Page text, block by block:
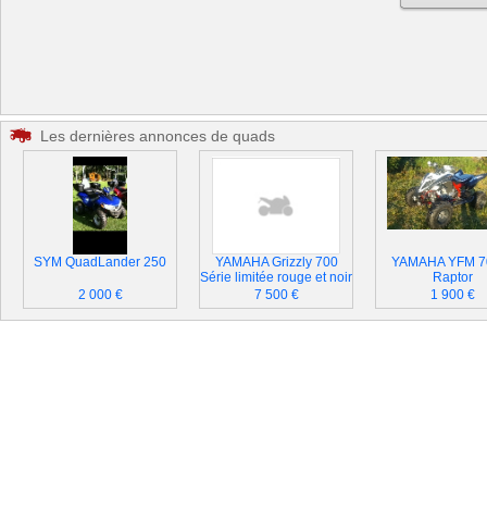
Les dernières annonces de quads
SYM QuadLander 250
2 000 €
YAMAHA Grizzly 700
Série limitée rouge et noir
7 500 €
YAMAHA YFM
Raptor
1 900 €